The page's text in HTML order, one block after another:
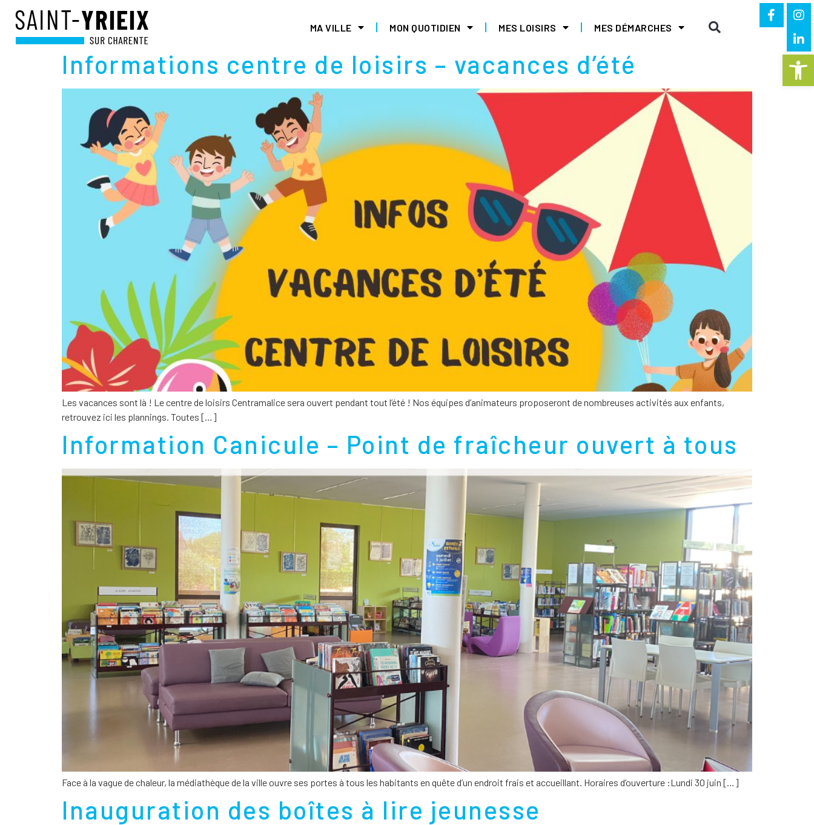
Ouvrir
MA VILLE MON QUOTIDIEN MES LOISIRS MES DÉMARCHES
CATÉGORIE : MON QUOTIDIEN
Informations centre de loisirs – vacances d’été
Les vacances sont là ! Le centre de loisirs Centramalice sera ouvert pendant tout l’été ! Nos équipes d’animateurs proposeront de nombreuses activités aux enfants,
retrouvez ici les plannings. Toutes […]
Information Canicule – Point de fraîcheur ouvert à tous
Face à la vague de chaleur, la médiathèque de la ville ouvre ses portes à tous les habitants en quête d’un endroit frais et accueillant. Horaires d’ouverture :Lundi 30 juin […]
Inauguration des boîtes à lire jeunesse